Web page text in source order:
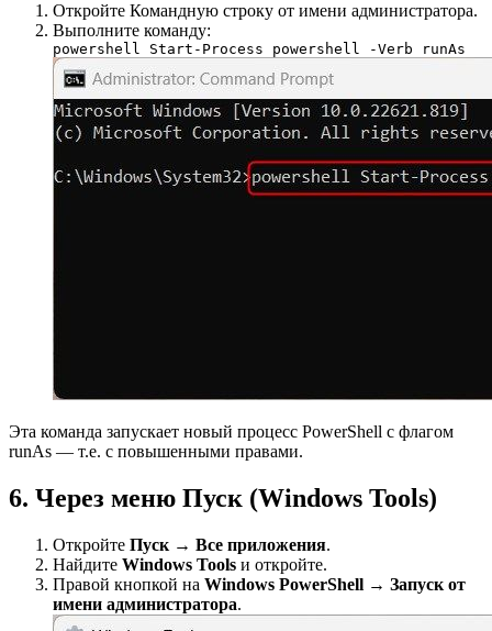
Откройте Командную строку от имени администратора.
Выполните команду:
powershell Start-Process powershell -Verb runAs
Эта команда запускает новый процесс PowerShell с флагом
runAs — т.е. с повышенными правами.
6. Через меню Пуск (Windows Tools)
Откройте Пуск → Все приложения.
Найдите Windows Tools и откройте.
Правой кнопкой на Windows PowerShell → Запуск от
имени администратора.